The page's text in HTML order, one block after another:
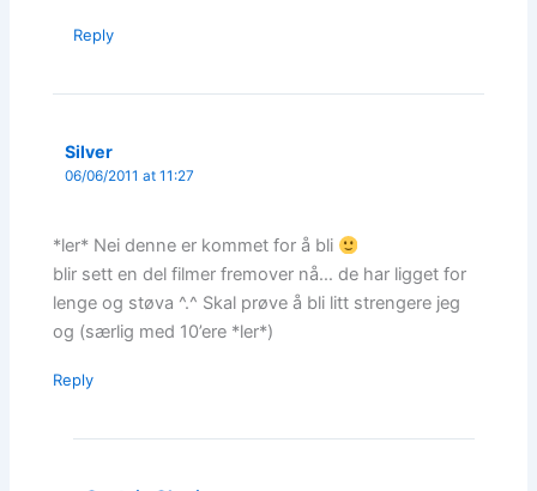
Reply
Silver
06/06/2011 at 11:27
*ler* Nei denne er kommet for å bli
blir sett en del filmer fremover nå… de har ligget for
lenge og støva ^.^ Skal prøve å bli litt strengere jeg
og (særlig med 10’ere *ler*)
Reply